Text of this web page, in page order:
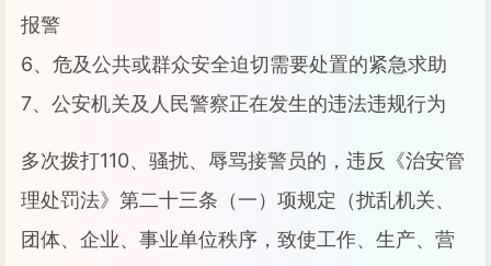
报警
6、危及公共或群众安全迫切需要处置的紧急求助
7、公安机关及人民警察正在发生的违法违规行为
多次拨打110、骚扰、辱骂接警员的，违反《治安管
理处罚法》第二十三条（一）项规定（扰乱机关、
团体、企业、事业单位秩序，致使工作、生产、营